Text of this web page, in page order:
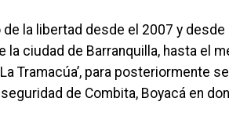
la libertad desde el 2007 y
ciudad de Barranquilla, hasta el
Tramacúa’, para posteriormente
de Combita, Boyacá en